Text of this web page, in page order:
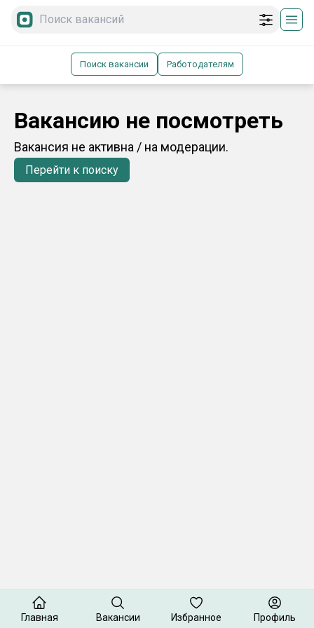
Поиск вакансии Работодателям
Вакансию не посмотреть
Вакансия не активна / на модерации.
Перейти к поиску
Главная Вакансии Избранное Профиль